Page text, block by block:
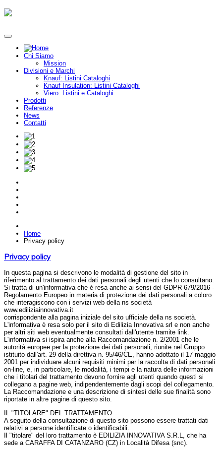
Chi Siamo
Mission
Divisioni e Marchi
Knauf: Listini Cataloghi
Knauf Insulation: Listini Cataloghi
Viero: Listini e Cataloghi
Prodotti
Referenze
News
Contatti
Home
Privacy policy
Privacy policy
In questa pagina si descrivono le modalità di gestione del sito in
riferimento al trattamento dei dati personali degli utenti che lo consultano.
Si tratta di un'informativa che è resa anche ai sensi del GDPR 679/2016 -
Regolamento Europeo in materia di protezione dei dati personali a coloro
che interagiscono con i servizi web della ns società
www.ediliziainnovativa.it
corrispondente alla pagina iniziale del sito ufficiale della ns società.
L'informativa è resa solo per il sito di Edilizia Innovativa srl e non anche
per altri siti web eventualmente consultati dall'utente tramite link.
L'informativa si ispira anche alla Raccomandazione n. 2/2001 che le
autorità europee per la protezione dei dati personali, riunite nel Gruppo
istituito dall'art. 29 della direttiva n. 95/46/CE, hanno adottato il 17 maggio
2001 per individuare alcuni requisiti minimi per la raccolta di dati personali
on-line, e, in particolare, le modalità, i tempi e la natura delle informazioni
che i titolari del trattamento devono fornire agli utenti quando questi si
collegano a pagine web, indipendentemente dagli scopi del collegamento.
La Raccomandazione e una descrizione di sintesi delle sue finalità sono
riportate in altre pagine di questo sito.
IL "TITOLARE" DEL TRATTAMENTO
A seguito della consultazione di questo sito possono essere trattati dati
relativi a persone identificate o identificabili.
Il "titolare" del loro trattamento è EDILIZIA INNOVATIVA S.R.L, che ha
sede a CARAFFA DI CATANZARO (CZ) in Località Difesa (snc).